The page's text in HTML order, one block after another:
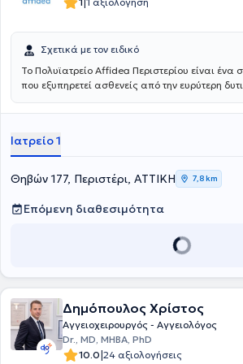
Σχετικά με τον ειδικό
Το Πολυϊατρείο Affidea Περιστερίου είναι ένα
που εξυπηρετεί ασθενείς από την ευρύτερη
φροντίδα υγείας κάτω από μία οροφή. Με
ολόκληρης της οικογένειας - από
εξειδικευμένη διάγνωση και παρακολούθηση.
Ιατρείο 1
Θηβών 177, Περιστέρι, ΑΤΤΙΚΗ 7,8 km
Επόμενη διαθεσιμότητα
Δημόπουλος Χρίστος
Αγγειοχειρουργός - Αγγειολόγος
Dr., MD, MHBA, PhD
10.0|24 αξιολογήσεις